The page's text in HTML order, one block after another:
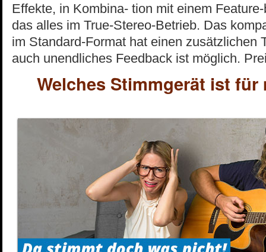
Effekte, in Kombina- tion mit einem
das alles im True-Stereo-Betrieb. Das
im Standard-Format hat einen zusätzlichen
auch unendliches Feedback ist möglich.
Welches Stimmgerät ist